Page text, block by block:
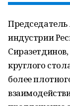
Председатель
индустрии
круглого
более